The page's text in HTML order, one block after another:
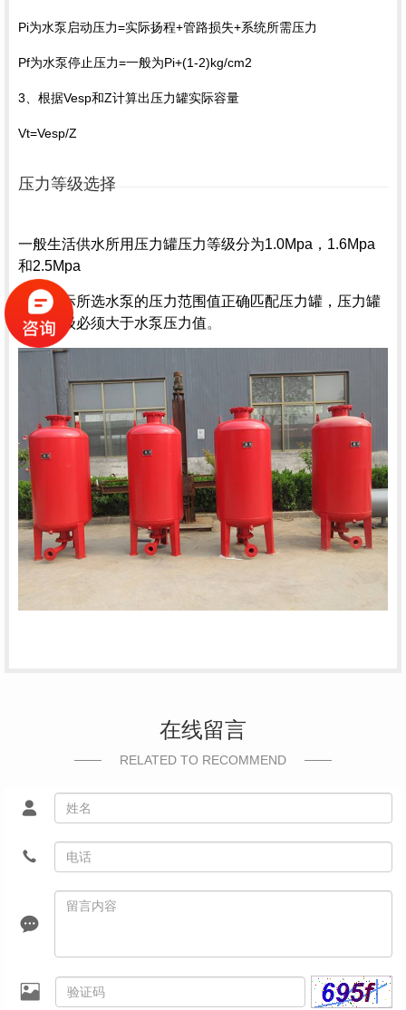
Pi为水泵启动压力=实际扬程+管路损失+系统所需压力
Pf为水泵停止压力=一般为Pi+(1-2)kg/cm2
3、根据Vesp和Z计算出压力罐实际容量
Vt=Vesp/Z
压力等级选择
一般生活供水所用 压力罐压力等级分为1.0Mpa，1.6Mpa
和2.5Mpa
根据实际所选水泵的压力范围值正确匹配压力罐，压力罐
压力等级必须大于水泵压力值。
在线留言
RELATED TO RECOMMEND